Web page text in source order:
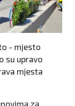
- mjesto
su upravo
mjesta
za